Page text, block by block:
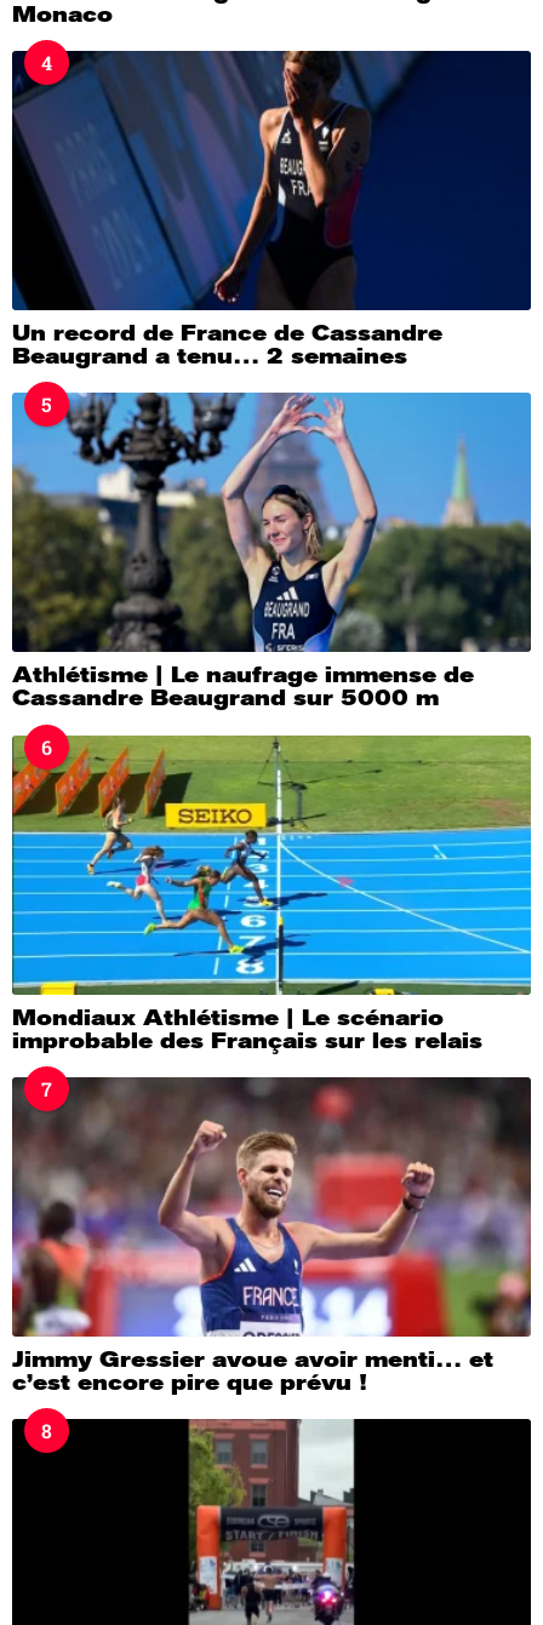
Monaco
4
Un record de France de Cassandre
Beaugrand a tenu… 2 semaines
5
Athlétisme | Le naufrage immense de
Cassandre Beaugrand sur 5000 m
6
Mondiaux Athlétisme | Le scénario
improbable des Français sur les relais
7
Jimmy Gressier avoue avoir menti… et
c’est encore pire que prévu !
8